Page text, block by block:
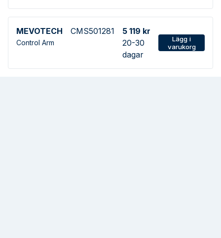
MEVOTECH CMS501281
Control Arm
5 119 kr
20-30
dagar
Lägg i
varukorg